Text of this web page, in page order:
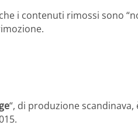
i contenuti rimossi sono
“, di produzione